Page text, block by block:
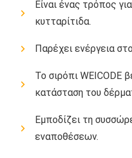
Είναι ένας τρόπος
κυτταρίτιδα.
Παρέχει ενέργεια
Το σιρόπι WEICODE
κατάσταση του
Εμποδίζει τη
εναποθέσεων.